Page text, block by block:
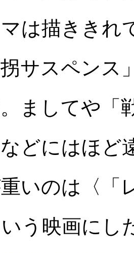
は描ききれ
拐サスペン
ましてや「
どにはほ
いのは〈「
う映画にし